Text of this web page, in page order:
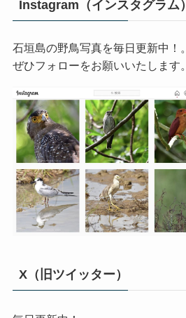
Instagram（インスタグラム）
石垣島の野鳥写真を毎日更新中！。
ぜひフォローをお願いいたします。
X（旧ツイッター）